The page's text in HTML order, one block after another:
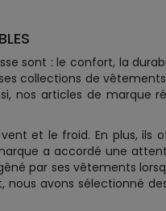
sont : le confort, la
collections de
nos articles de marque
et le froid. En plus, ils
a accordé une
par ses vêtements
avons sélectionné